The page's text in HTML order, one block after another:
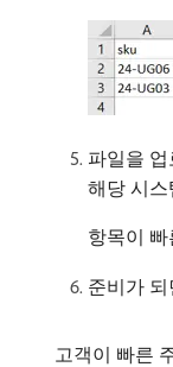
파일을
해당 시
항목이
준비가 되
고객이 빠른